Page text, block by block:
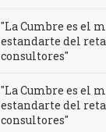
"La Cumbre es el
estandarte del
consultores"
"La Cumbre es el
estandarte del
consultores"